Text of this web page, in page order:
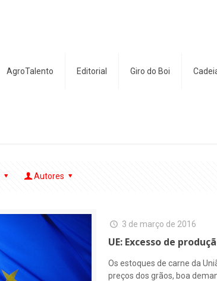
AgroTalento Editorial Giro do Boi
Autores
3 de março de 2016
UE: Excesso de
Os estoques de carne da
preços dos grãos, boa